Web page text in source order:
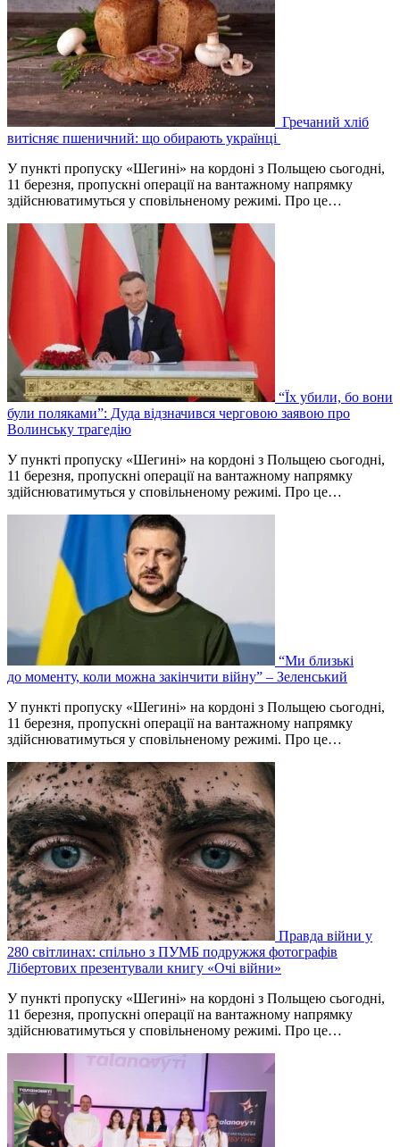
Гречаний хліб
витісняє пшеничний: що обирають українці
У пункті пропуску «Шегині» на кордоні з Польщею сьогодні,
11 березня, пропускні операції на вантажному напрямку
здійснюватимуться у сповільненому режимі. Про це…
“Їх убили, бо вони
були поляками”: Дуда відзначився черговою заявою про
Волинську трагедію
У пункті пропуску «Шегині» на кордоні з Польщею сьогодні,
11 березня, пропускні операції на вантажному напрямку
здійснюватимуться у сповільненому режимі. Про це…
“Ми близькі
до моменту, коли можна закінчити війну” – Зеленський
У пункті пропуску «Шегині» на кордоні з Польщею сьогодні,
11 березня, пропускні операції на вантажному напрямку
здійснюватимуться у сповільненому режимі. Про це…
Правда війни у
280 світлинах: спільно з ПУМБ подружжя фотографів
Лібертових презентували книгу «Очі війни»
У пункті пропуску «Шегині» на кордоні з Польщею сьогодні,
11 березня, пропускні операції на вантажному напрямку
здійснюватимуться у сповільненому режимі. Про це…